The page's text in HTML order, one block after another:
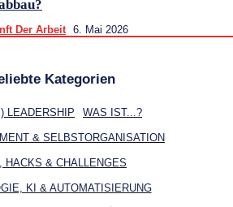
Der Arbeit 6. Mai 2026
Kategorien
LEADERSHIP WAS IST...?
& SELBSTORGANISATION
HACKS & CHALLENGES
KI & AUTOMATISIERUNG